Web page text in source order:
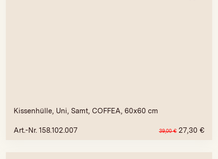
Kissenhülle, Uni, Samt, COFFEA, 60x60 cm
Art.-Nr. 158.102.007 39,00€ 27,30 €